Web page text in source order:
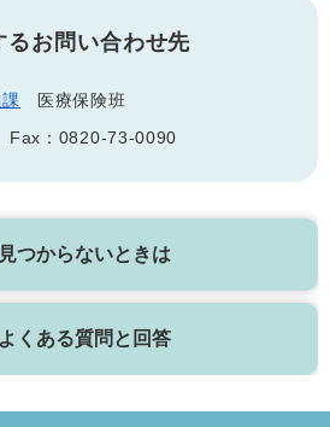
るお問い合わせ先
医療保険班
Fax：0820-73-0090
見つからないときは
よくある質問と回答